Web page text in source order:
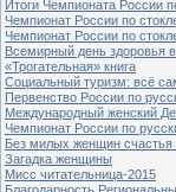
Итоги Чемпионата России
Чемпионат России по
Чемпионат России по
Всемирный день здоровья
«Трогательная» книга
Социальный туризм: всё
Первенство России по
Международный женский
Чемпионат России по
Без милых женщин счастья
Загадка женщины
Мисс читательница-2015